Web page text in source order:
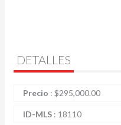
DETALLES
Precio : $295,000.00
ID-MLS : 18110